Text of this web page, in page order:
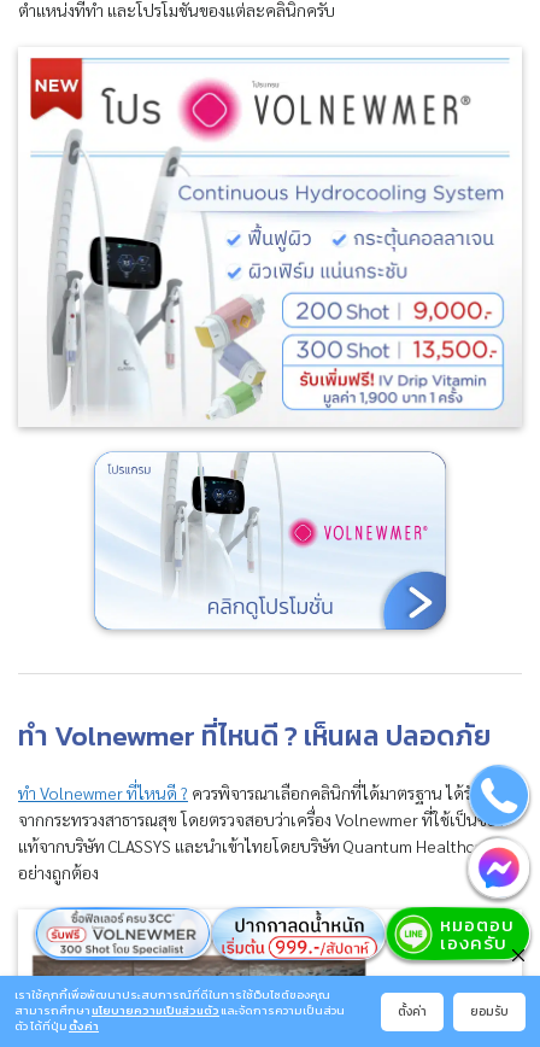
ตำแหน่งที่ทำ และโปรโมชันของแต่ละคลินิกครับ
ทำ Volnewmer ที่ไหนดี ? เห็นผล ปลอดภัย
ทำ Volnewmer ที่ไหนดี ? ควรพิจารณาเลือกคลินิกที่ได้มาตรฐาน ได้รับรอง
จากกระทรวงสาธารณสุข โดยตรวจสอบว่าเครื่อง Volnewmer ที่ใช้เป็นของ
แท้จากบริษัท CLASSYS และนำเข้าไทยโดยบริษัท Quantum Healthcare
อย่างถูกต้อง
เราใช้คุกกี้เพื่อพัฒนาประสบการณ์ที่ดีในการใช้เว็บไซต์ของคุณ
สามารถศึกษานโยบายความเป็นส่วนตัว และจัดการความเป็นส่วน
ตัว ได้ที่ปุ่มตั้งค่า
ตั้งค่า ยอมรับ